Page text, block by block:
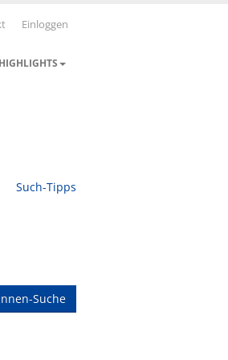
Einloggen
HIGHLIGHTS
Such-Tipps
Suche